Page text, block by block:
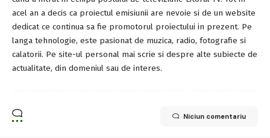
acel an a decis ca proiectul emisiunii are nevoie si de un website
dedicat ce continua sa fie promotorul proiectului in prezent. Pe
langa tehnologie, este pasionat de muzica, radio, fotografie si
calatorii. Pe site-ul personal mai scrie si despre alte subiecte de
actualitate, din domeniul sau de interes.
Niciun comentariu